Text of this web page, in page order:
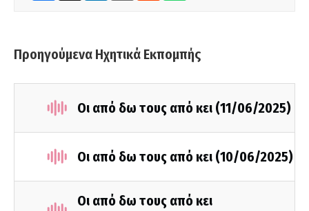
Προηγούμενα Ηχητικά Εκπομπής
Οι από δω τους από κει (11/06/2025)
Οι από δω τους από κει (10/06/2025)
Οι από δω τους από κει